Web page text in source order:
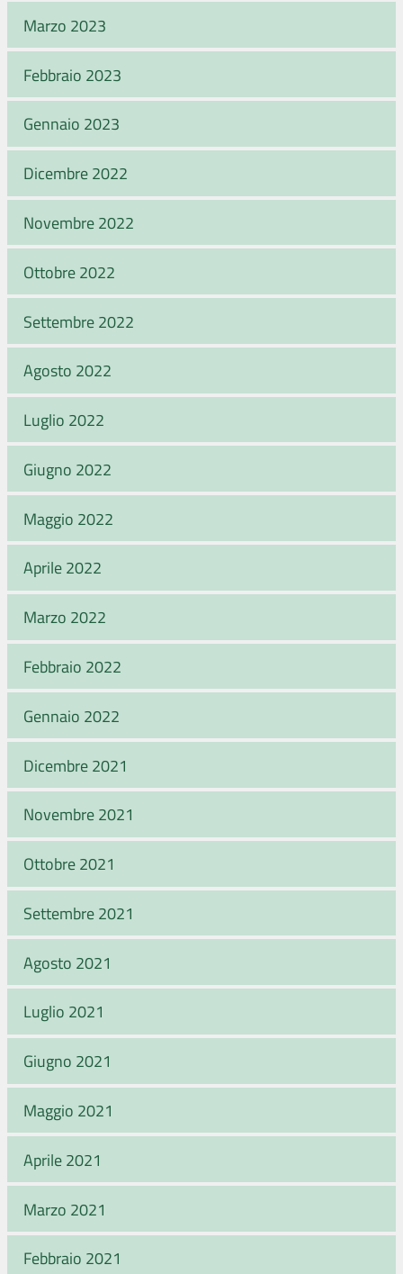
Marzo 2023
Febbraio 2023
Gennaio 2023
Dicembre 2022
Novembre 2022
Ottobre 2022
Settembre 2022
Agosto 2022
Luglio 2022
Giugno 2022
Maggio 2022
Aprile 2022
Marzo 2022
Febbraio 2022
Gennaio 2022
Dicembre 2021
Novembre 2021
Ottobre 2021
Settembre 2021
Agosto 2021
Luglio 2021
Giugno 2021
Maggio 2021
Aprile 2021
Marzo 2021
Febbraio 2021